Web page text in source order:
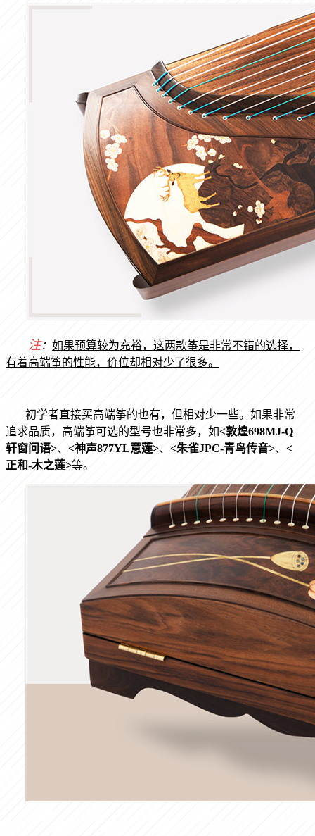
注： 如果预算较为充裕，这两款筝是非常不错的选择，
有着高端筝的性能，价位却相对少了很多。
初学者直接买高端筝的也有，但相对少一些。如果非常
追求品质，高端筝可选的型号也非常多，如<敦煌698MJ-Q
轩窗问语>、 <神声877YL意莲>、 <朱雀JPC-青鸟传音>、 <
正和-木之莲>等。